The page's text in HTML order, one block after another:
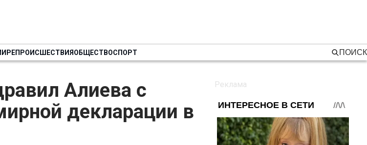
ПРОИСШЕСТВИЯОБЩЕСТВОСПОРТ ПОИСК
Алиева с
декларации в